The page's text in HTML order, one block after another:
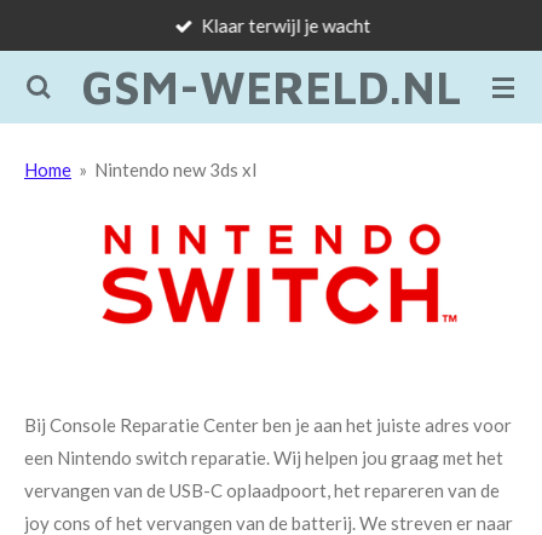
naar
de
GSM-WERELD.NL
Klaar terwijl je wacht
Home » Nintendo new 3ds xl
Bij Console Reparatie Center ben je aan het juiste adres voor
een Nintendo switch reparatie. Wij helpen jou graag met het
vervangen van deUSB-C oplaadpoort, het repareren van de
joy cons of hetvervangen van de batterij. We streven er naar